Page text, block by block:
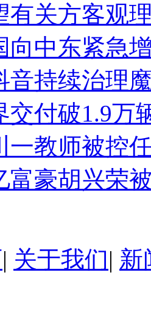
有关方客观
向中东紧急
持续治理
交付破1.9万
一教师被控
富豪胡兴荣
| 关于我们| 新